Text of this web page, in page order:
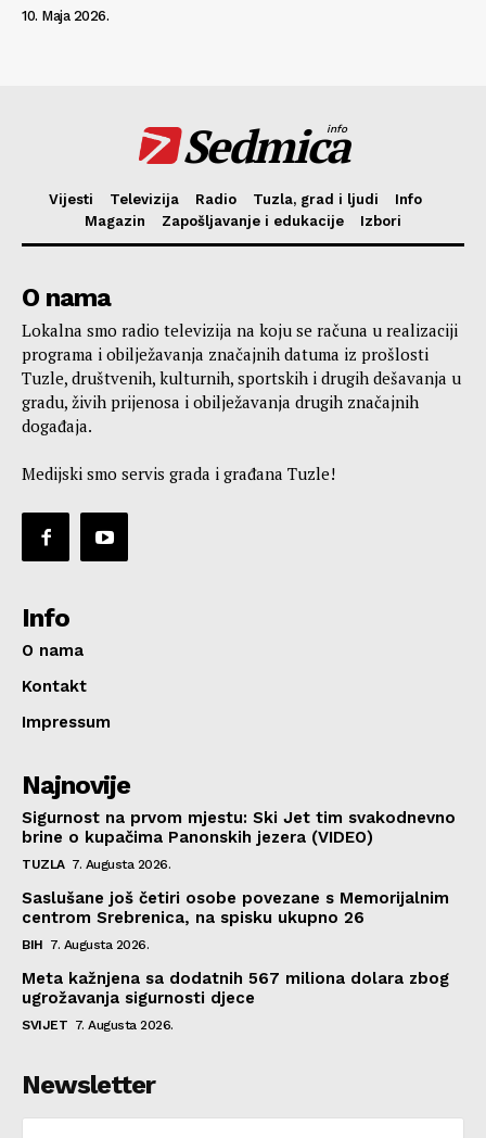
10. Maja 2026.
Sedmica
info
Vijesti Televizija Radio Tuzla, grad i ljudi
Info
Magazin
Zapošljavanje i edukacije Izbori
O nama
Lokalna smo radio televizija na koju se računa u realizaciji
programa i obilježavanja značajnih datuma iz prošlosti
Tuzle, društvenih, kulturnih, sportskih i drugih dešavanja u
gradu, živih prijenosa i obilježavanja drugih značajnih
događaja.
Medijski smo servis grada i građana Tuzle!
Info
O nama
Kontakt
Impressum
Najnovije
Sigurnost na prvom mjestu: Ski Jet tim svakodnevno
brine o kupačima Panonskih jezera (VIDEO)
TUZLA 7. Augusta 2026.
Saslušane još četiri osobe povezane s Memorijalnim
centrom Srebrenica, na spisku ukupno 26
BIH 7. Augusta 2026.
Meta kažnjena sa dodatnih 567 miliona dolara zbog
ugrožavanja sigurnosti djece
SVIJET 7. Augusta 2026.
Newsletter